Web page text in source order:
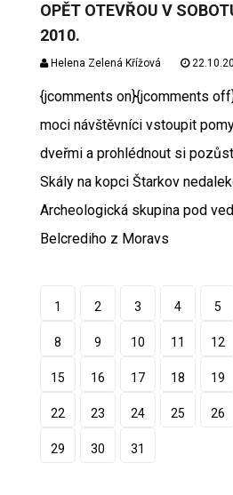
OPĚT OTEVŘOU V
2010.
Helena Zelená Křížová
{jcomments on}{jcomments
moci návštěvníci vstoupit
dveřmi a prohlédnout si
Skály na kopci Štarkov
Archeologická skupina pod
Belcrediho z Moravs
1 2 3 4 5
8 9 10 11 12
15 16 17 18 19
22 23 24 25 26
29 30 31